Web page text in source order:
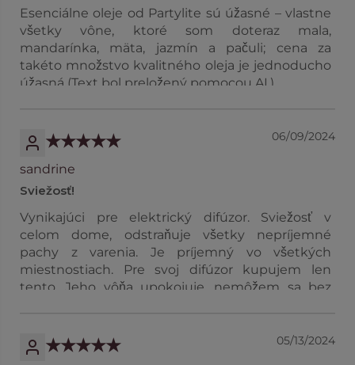
Esenciálne oleje od Partylite sú úžasné – vlastne
všetky vône, ktoré som doteraz mala,
mandarínka, mäta, jazmín a pačuli; cena za
takéto množstvo kvalitného oleja je jednoducho
úžasná (Text bol preložený pomocou AI.)
06/09/2024
sandrine
Sviežosť!
Vynikajúci pre elektrický difúzor. Sviežosť v
celom dome, odstraňuje všetky nepríjemné
pachy z varenia. Je príjemný vo všetkých
miestnostiach. Pre svoj difúzor kupujem len
tento. Jeho vôňa upokojuje, nemôžem sa bez
05/13/2024